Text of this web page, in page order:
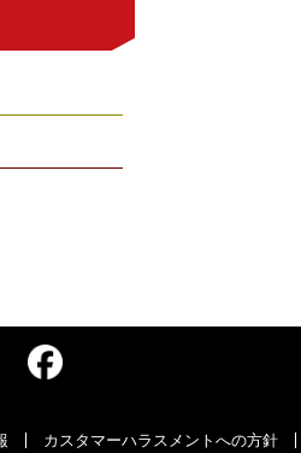
カスタマーハラスメントへの方針